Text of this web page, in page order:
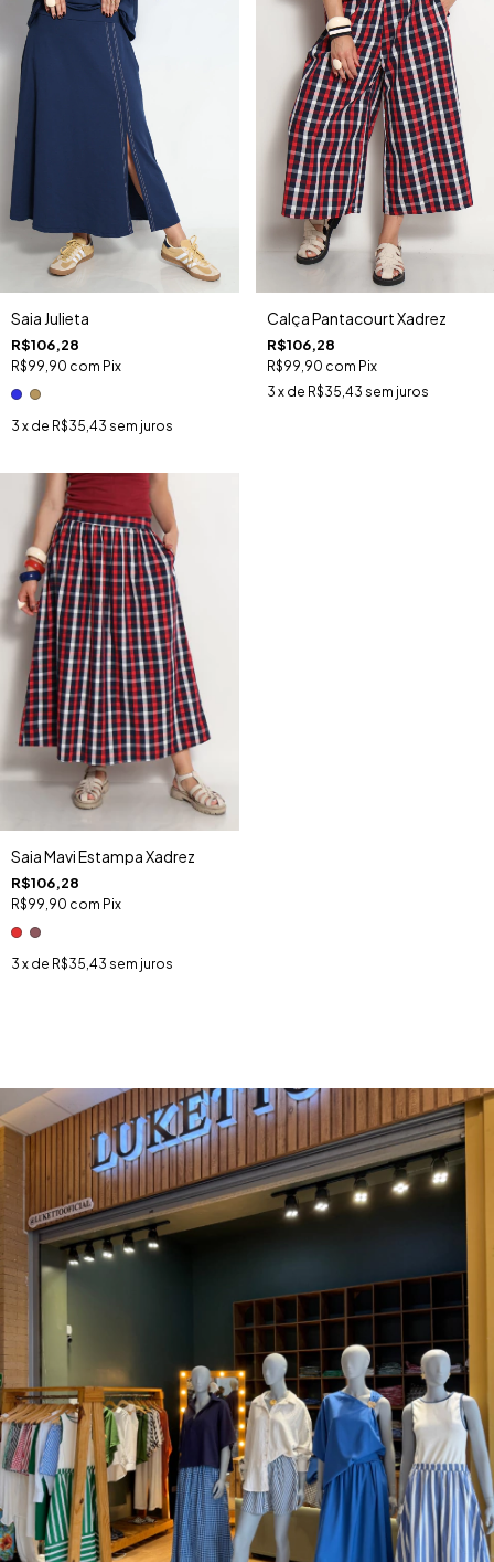
Saia Julieta
R$106,28
R$99,90 com Pix
3 x de R$35,43 sem juros
Calça Pantacourt Xadrez
R$106,28
R$99,90 com Pix
3 x de R$35,43 sem juros
Saia Mavi Estampa Xadrez
R$106,28
R$99,90 com Pix
3 x de R$35,43 sem juros